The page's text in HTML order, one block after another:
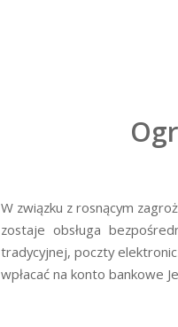
W związku z rosnącym
zostaje obsługa
tradycyjnej, poczty
wpłacać na konto bankowe